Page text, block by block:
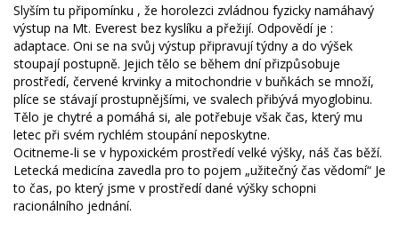
Slyším tu připomínku , že horolezci zvládnou fyzicky namáhavý
výstup na Mt. Everest bez kyslíku a přežijí. Odpovědí je :
adaptace. Oni se na svůj výstup připravují týdny a do výšek
stoupají postupně. Jejich tělo se během dní přizpůsobuje
prostředí, červené krvinky a mitochondrie v buňkách se množí,
plíce se stávají prostupnějšími, ve svalech přibývá myoglobinu.
Tělo je chytré a pomáhá si, ale potřebuje však čas, který mu
letec při svém rychlém stoupání neposkytne.
Ocitneme-li se v hypoxickém prostředí velké výšky, náš čas běží.
Letecká medicína zavedla pro to pojem „užitečný čas vědomí“ Je
to čas, po který jsme v prostředí dané výšky schopni
racionálního jednání.